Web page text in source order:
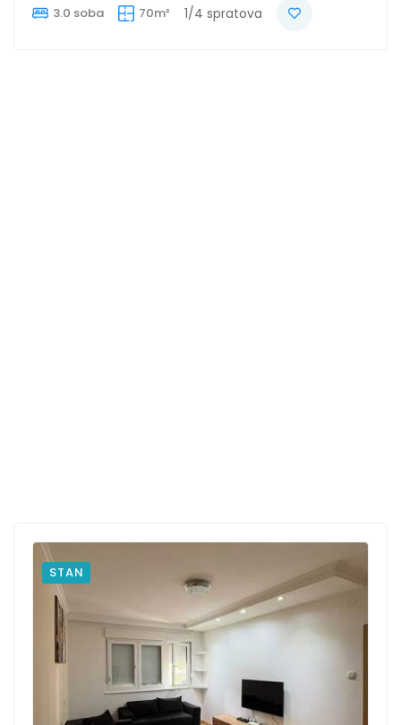
3.0 soba 70m² 1/4 spratova
STAN